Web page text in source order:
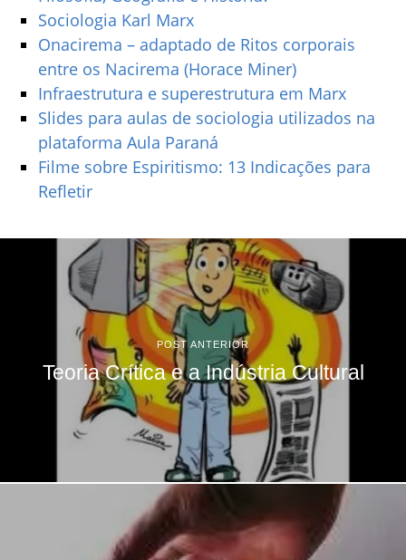
Sociologia Karl Marx
Onacirema – adaptado de Ritos corporais
entre os Nacirema (Horace Miner)
Infraestrutura e superestrutura em Marx
Slides para aulas de sociologia utilizados na
plataforma Aula Paraná
Filme sobre Espiritismo: 13 Indicações para
Refletir
POST ANTERIOR
Teoria Crítica e a Indústria Cultural